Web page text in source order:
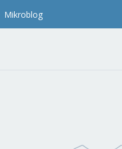
Mikroblog